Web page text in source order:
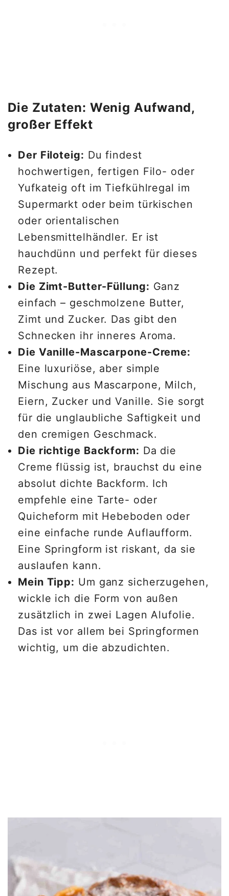
Die Zutaten: Wenig Aufwand,
großer Effekt
Der Filoteig: Du findest
hochwertigen, fertigen Filo- oder
Yufkateig oft im Tiefkühlregal im
Supermarkt oder beim türkischen
oder orientalischen
Lebensmittelhändler. Er ist
hauchdünn und perfekt für dieses
Rezept.
Die Zimt-Butter-Füllung: Ganz
einfach – geschmolzene Butter,
Zimt und Zucker. Das gibt den
Schnecken ihr inneres Aroma.
Die Vanille-Mascarpone-Creme:
Eine luxuriöse, aber simple
Mischung aus Mascarpone, Milch,
Eiern, Zucker und Vanille. Sie sorgt
für die unglaubliche Saftigkeit und
den cremigen Geschmack.
Die richtige Backform: Da die
Creme flüssig ist, brauchst du eine
absolut dichte Backform. Ich
empfehle eine Tarte- oder
Quicheform mit Hebeboden oder
eine einfache runde Auflaufform.
Eine Springform ist riskant, da sie
auslaufen kann.
Mein Tipp: Um ganz sicherzugehen,
wickle ich die Form von außen
zusätzlich in zwei Lagen Alufolie.
Das ist vor allem bei Springformen
wichtig, um die abzudichten.